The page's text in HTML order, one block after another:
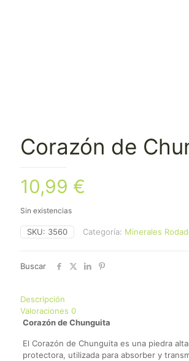
Corazón de
10,99 €
Sin existencias
SKU: 3560 Categoría: Minerales
Buscar
Descripción
Valoraciones 0
Corazón de Chunguita
El Corazón de Chunguita es una piedra
protectora, utilizada para absorber y